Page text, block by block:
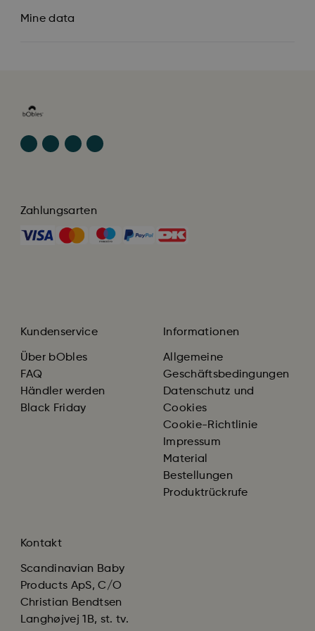
Mine data
Zahlungsarten
Kundenservice
Über bObles
FAQ
Händler werden
Black Friday
Informationen
Allgemeine
Geschäftsbedingungen
Datenschutz und
Cookies
Cookie-Richtlinie
Impressum
Material
Bestellungen
Produktrückrufe
Kontakt
Scandinavian Baby
Products ApS, C/O
Christian Bendtsen
Langhøjvej 1B, st. tv.